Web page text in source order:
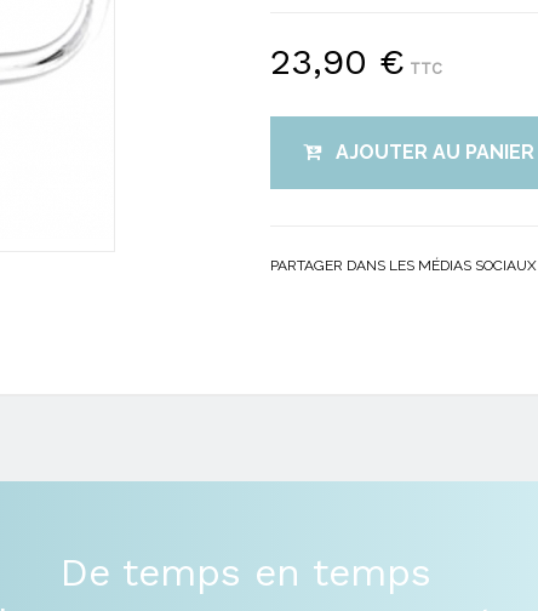
23,90 € TTC
AJOUTER AU PANIER
PARTAGER DANS LES MÉDIAS SOCIAUX
De temps en temps